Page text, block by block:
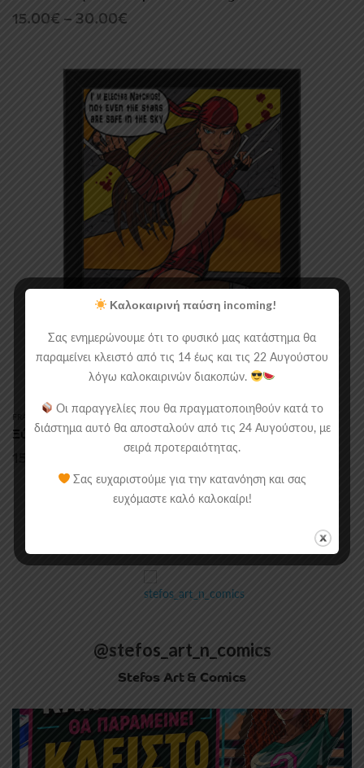
15.00€–30.00€
15.00€
through
30.00€
FRAMED POSTERS , MARVEL - DC
Ξύλινο Κάδρο Με Θέμα Την Elektra
15.00 €Price
range:
15.00€
30.00€
@stefos_art_n_comics
Stefos Art & Comics
Καλοκαιρινή παύση incoming!
Σας ενημερώνουμε ότι το φυσικό μας κατάστημα θα
παραμείνει κλειστό από τις 14 έως και τις 22 Αυγούστου
λόγω καλοκαιρινών διακοπών.
Οι παραγγελίες που θα πραγματοποιηθούν κατά το
διάστημα αυτό θα αποσταλούν από τις 24 Αυγούστου, με
σειρά προτεραιότητας.
Σας ευχαριστούμε για την κατανόηση και σας
ευχόμαστε καλό καλοκαίρι!